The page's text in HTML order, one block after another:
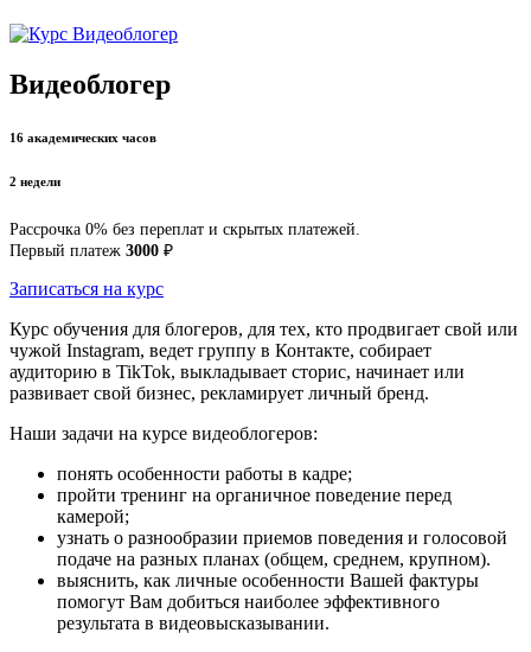
Видеоблогер
16 академических часов
2 недели
Рассрочка 0% без переплат и скрытых платежей.
Первый платеж 3000 ₽
Записаться на курс
Курс обучения для блогеров, для тех, кто продвигает свой или
чужой Instagram, ведет группу в Контакте, собирает
аудиторию в TikTok, выкладывает сторис, начинает или
развивает свой бизнес, рекламирует личный бренд.
Наши задачи на курсе видеоблогеров:
понять особенности работы в кадре;
пройти тренинг на органичное поведение перед
камерой;
узнать о разнообразии приемов поведения и голосовой
подаче на разных планах (общем, среднем, крупном).
выяснить, как личные особенности Вашей фактуры
помогут Вам добиться наиболее эффективного
результата в видеовысказывании.